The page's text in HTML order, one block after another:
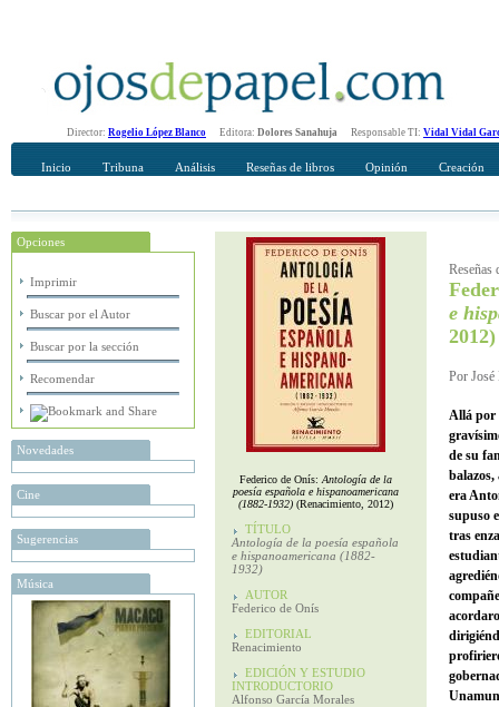
Director: Rogelio López Blanco Editora: Dolores Sanahuja Responsable TI: Vidal Vidal
Inicio Tribuna Análisis Reseñas de libros Opinión Creación
Opciones
Imprimir
Buscar por el Autor
Buscar por la sección
Recomendar
Novedades
Cine
Sugerencias
Música
Recomendar
Su nombre Completo
Federico de Onís: Antología de la
poesía española e hispanoamericana
(1882-1932)(Renacimiento, 2012)
TÍTULO
Antología de la poesía española
e hispanoamericana (1882-
1932)
AUTOR
Federico de Onís
EDITORIAL
Renacimiento
EDICIÓN Y ESTUDIO
INTRODUCTORIO
Alfonso García Morales
e
2012)
Por
Allá por
de su
era
supuso
tras